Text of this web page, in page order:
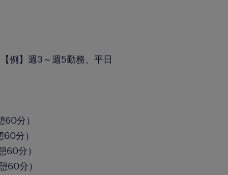
例】週3～週5勤務、平日
分）
分）
分）
60分）